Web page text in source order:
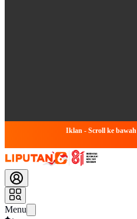
Iklan - Scroll ke
Menu